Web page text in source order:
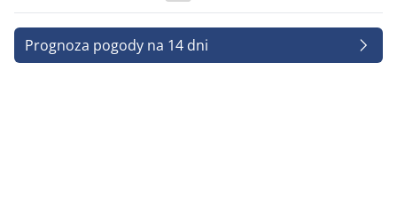
Prognoza pogody na 14 dni